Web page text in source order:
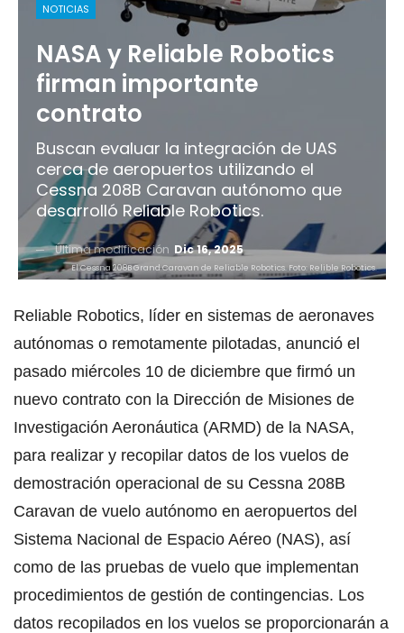
NOTICIAS
NASA y Reliable Robotics
firman importante
contrato
Buscan evaluar la integración de UAS
cerca de aeropuertos utilizando el
Cessna 208B Caravan autónomo que
desarrolló Reliable Robotics.
Última modificación Dic 16, 2025
El Cessna 208B Grand Caravan de Reliable Robotics. Foto: Relible Robotics.
Reliable Robotics, líder en sistemas de aeronaves
autónomas o remotamente pilotadas, anunció el
pasado miércoles 10 de diciembre que firmó un
nuevo contrato con la Dirección de Misiones de
Investigación Aeronáutica (ARMD) de la NASA,
para realizar y recopilar datos de los vuelos de
demostración operacional de su Cessna 208B
Caravan de vuelo autónomo en aeropuertos del
Sistema Nacional de Espacio Aéreo (NAS), así
como de las pruebas de vuelo que implementan
procedimientos de gestión de contingencias. Los
datos recopilados en los vuelos se proporcionarán a